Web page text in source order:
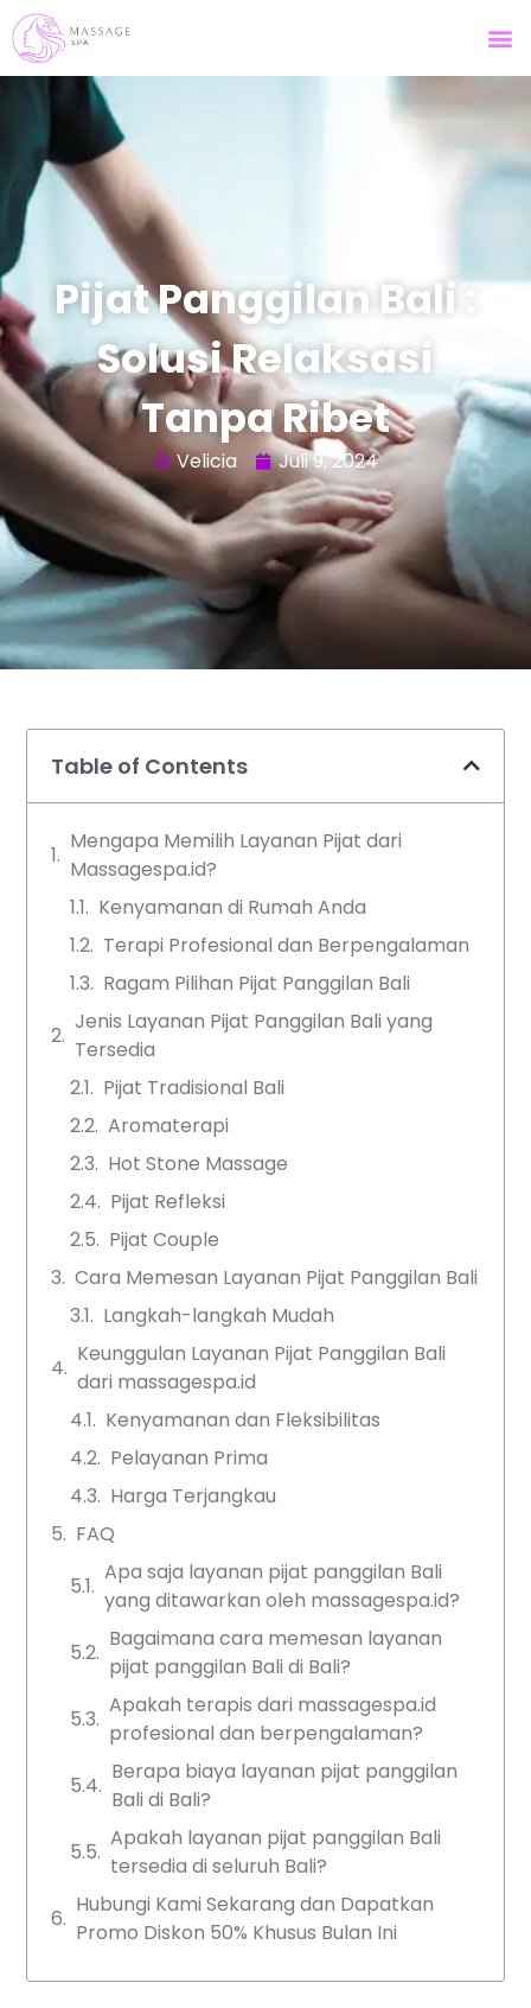
Pijat Panggilan Bali :
Solusi Relaksasi
Tanpa Ribet
Velicia Juli 9, 2024
Table of Contents
Mengapa Memilih Layanan Pijat dari
Massagespa.id?
Kenyamanan di Rumah Anda
Terapi Profesional dan Berpengalaman
Ragam Pilihan Pijat Panggilan Bali
Jenis Layanan Pijat Panggilan Bali yang
Tersedia
Pijat Tradisional Bali
Aromaterapi
Hot Stone Massage
Pijat Refleksi
Pijat Couple
Cara Memesan Layanan Pijat Panggilan Bali
Langkah-langkah Mudah
Keunggulan Layanan Pijat Panggilan Bali
dari massagespa.id
Kenyamanan dan Fleksibilitas
Pelayanan Prima
Harga Terjangkau
FAQ
Apa saja layanan pijat panggilan Bali
yang ditawarkan oleh massagespa.id?
Bagaimana cara memesan layanan
pijat panggilan Bali di Bali?
Apakah terapis dari massagespa.id
profesional dan berpengalaman?
Berapa biaya layanan pijat panggilan
Bali di Bali?
Apakah layanan pijat panggilan Bali
tersedia di seluruh Bali?
Hubungi Kami Sekarang dan Dapatkan
Promo Diskon 50% Khusus Bulan Ini